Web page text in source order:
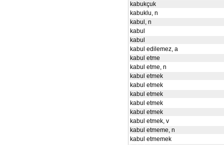
kabukçuk
kabuklu, n
kabul, n
kabul
kabul
kabul edilemez, a
kabul etme
kabul etme, n
kabul etmek
kabul etmek
kabul etmek
kabul etmek
kabul etmek
kabul etmek, v
kabul etmeme, n
kabul etmemek